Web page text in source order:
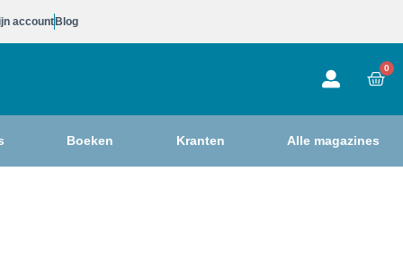
account Blog
0
Boeken Kranten Alle magazines